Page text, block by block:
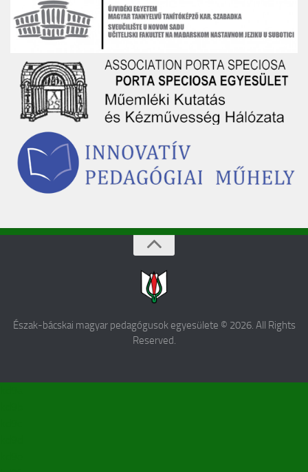
Észak-bácskai magyar pedagógusok egyesülete © 2026. All Rights
Reserved.